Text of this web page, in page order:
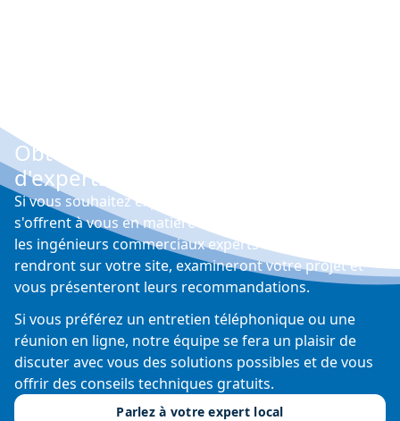
Obtenez gratuitement les conseils
d'experts
Si vous souhaitez explorer les différentes options qui
s'offrent à vous en matière de contrôle de l'humidité,
les ingénieurs commerciaux experts de Condair se
rendront sur votre site, examineront votre projet et
vous présenteront leurs recommandations.
Si vous préférez un entretien téléphonique ou une
réunion en ligne, notre équipe se fera un plaisir de
discuter avec vous des solutions possibles et de vous
offrir des conseils techniques gratuits.
Parlez à votre expert local